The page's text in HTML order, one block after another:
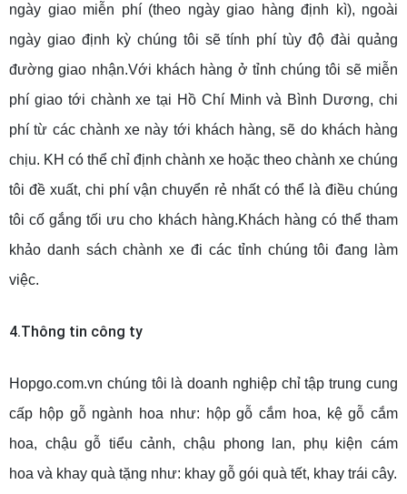
ngày giao miễn phí (theo ngày giao hàng định kì), ngoài
ngày giao định kỳ chúng tôi sẽ tính phí tùy độ đài quảng
đường giao nhận.Với khách hàng ở tỉnh chúng tôi sẽ miễn
phí giao tới chành xe tại Hồ Chí Minh và Bình Dương, chi
phí từ các chành xe này tới khách hàng, sẽ do khách hàng
chịu. KH có thể chỉ định chành xe hoặc theo chành xe chúng
tôi đề xuất, chi phí vận chuyển rẻ nhất có thể là điều chúng
tôi cố gắng tối ưu cho khách hàng.Khách hàng có thể tham
khảo danh sách chành xe đi các tỉnh chúng tôi đang làm
việc.
4.Thông tin công ty
Hopgo.com.vn chúng tôi là doanh nghiệp chỉ tập trung cung
cấp hộp gỗ ngành hoa như: hộp gỗ cắm hoa, kệ gỗ cắm
hoa, chậu gỗ tiểu cảnh,chậu phong lan, phụ kiện cám
hoa và khay quà tặng như: khay gỗ gói quà tết, khay trái cây.